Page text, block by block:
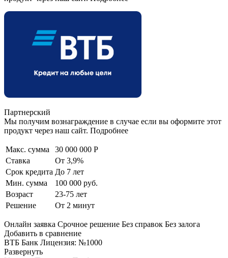
Партнерский
Мы получим вознаграждение в случае если вы оформите этот
продукт через наш сайт. Подробнее
Макс. сумма
30 000 000 Р
Ставка
От 3,9%
Срок кредита До 7 лет
Мин. сумма
100 000 руб.
Возраст
23-75 лет
Решение
От 2 минут
Онлайн заявка Срочное решение Без справок Без залога
Добавить в сравнение
ВТБ Банк Лицензия: №1000
Развернуть